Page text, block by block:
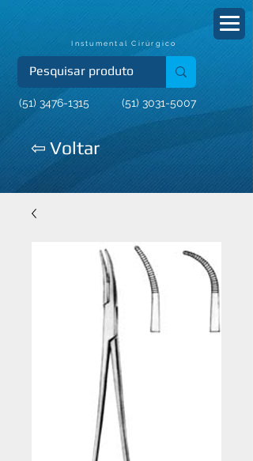
(51) 3031-5007
(51) 3476-1315
Instumental Cirúrgico
⇦ Voltar